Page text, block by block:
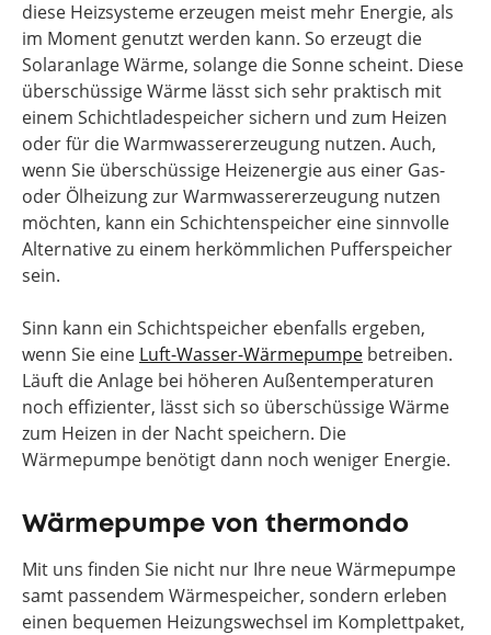
diese Heizsysteme erzeugen meist mehr Energie, als
im Moment genutzt werden kann. So erzeugt die
Solaranlage Wärme, solange die Sonne scheint. Diese
überschüssige Wärme lässt sich sehr praktisch mit
einem Schichtladespeicher sichern und zum Heizen
oder für die Warmwassererzeugung nutzen. Auch,
wenn Sie überschüssige Heizenergie aus einer Gas-
oder Ölheizung zur Warmwassererzeugung nutzen
möchten, kann ein Schichtenspeicher eine sinnvolle
Alternative zu einem herkömmlichen Pufferspeicher
sein.
Sinn kann ein Schichtspeicher ebenfalls ergeben,
wenn Sie eine Luft-Wasser-Wärmepumpe betreiben.
Läuft die Anlage bei höheren Außentemperaturen
noch effizienter, lässt sich so überschüssige Wärme
zum Heizen in der Nacht speichern. Die
Wärmepumpe benötigt dann noch weniger Energie.
Wärmepumpe von thermondo
Mit uns finden Sie nicht nur Ihre neue Wärmepumpe
samt passendem Wärmespeicher, sondern erleben
einen bequemen Heizungswechsel im Komplettpaket,